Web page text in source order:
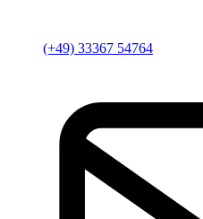
(+49) 33367 54764